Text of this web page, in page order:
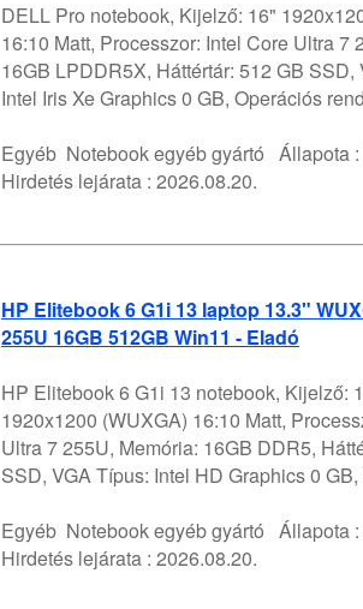
DELL Pro notebook, Kijelző: 16"
16:10 Matt, Processzor: Intel Core Ultra 7
16GB LPDDR5X, Háttértár: 512 GB SSD,
Intel Iris Xe Graphics 0 GB, Operációs
Egyéb Notebook egyéb gyártó Állapota :
Hirdetés lejárata : 2026.08.20.
HP Elitebook 6 G1i 13 laptop 13.3"
255U 16GB 512GB Win11 - Eladó
HP Elitebook 6 G1i 13 notebook, Kijelző:
1920x1200 (WUXGA) 16:10 Matt,
Ultra 7 255U, Memória: 16GB DDR5,
SSD, VGA Típus: Intel HD Graphics 0
Egyéb Notebook egyéb gyártó Állapota :
Hirdetés lejárata : 2026.08.20.